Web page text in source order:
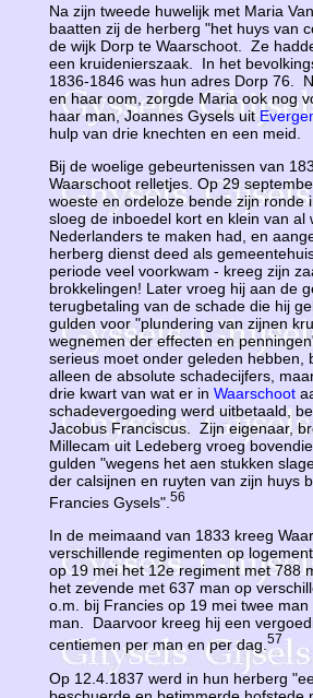
Na zijn tweede huwelijk met Maria
baatten zij de herberg "het huys van
de wijk Dorp te Waarschoot. Ze
een kruidenierszaak. In het
1836-1846 was hun adres Dorp 76.
en haar oom, zorgde Maria ook nog
haar man, Joannes Gysels uit
hulp van drie knechten en een meid.
Bij de woelige gebeurtenissen van
Waarschoot relletjes. Op 29
woeste en ordeloze bende zijn ronde
sloeg de inboedel kort en klein van al
Nederlanders te maken had, en
herberg dienst deed als
periode veel voorkwam - kreeg zijn
brokkelingen! Later vroeg hij aan de
terugbetaling van de schade die hij
gulden voor "plundering van zijnen
wegnemen der effecten en
serieus moet onder geleden hebben,
alleen de absolute schadecijfers,
drie kwart van wat er in Waarschoot
schadevergoeding werd uitbetaald,
Jacobus Franciscus. Zijn eigenaar,
Millecam uit Ledeberg vroeg
gulden "wegens het aen stukken
der calsijnen en ruyten van zijn huys
Francies Gysels". 56
In de meimaand van 1833 kreeg
verschillende regimenten op
op 19 mei het 12e regiment met 788
het zevende met 637 man op
o.m. bij Francies op 19 mei twee
man. Daarvoor kreeg hij een
centiemen per man en per dag. 57
Op 12.4.1837 werd in hun herberg